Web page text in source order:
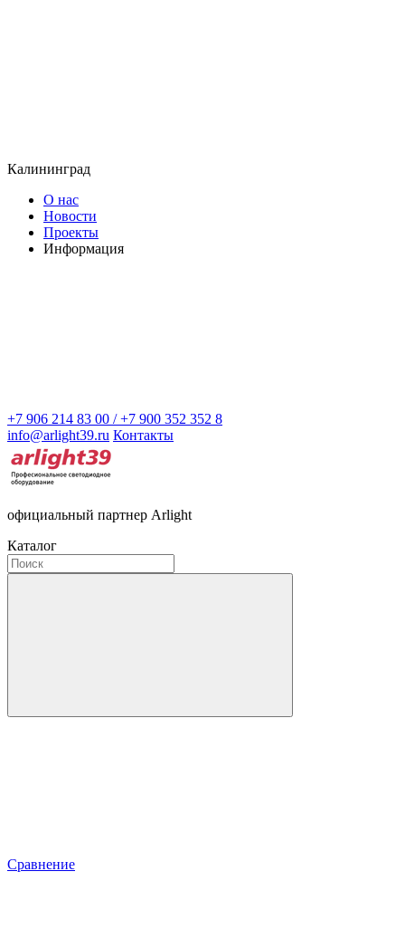
Калининград
О нас
Новости
Проекты
Информация
+7 906 214 83 00 / +7 900 352 352 8
info@arlight39.ru Контакты
официальный партнер Arlight
Каталог
Сравнение